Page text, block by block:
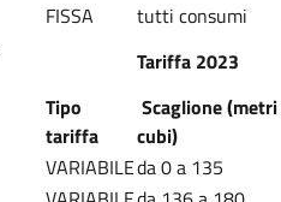
FISSA
tutti consumi
Tariffa 2023
Tipo
tariffa
Scaglione (metri
cubi)
VARIABILEda 0 a 135